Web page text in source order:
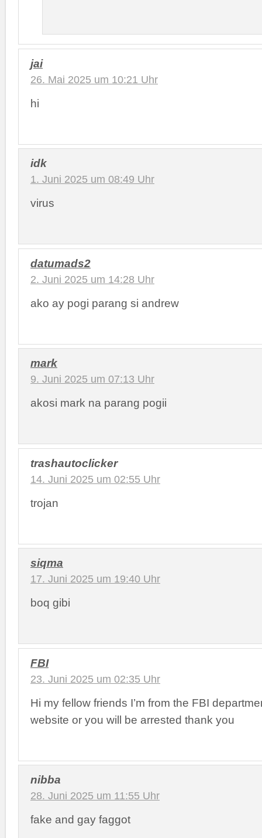
jai
26. Mai 2025 um 10:21 Uhr
hi
idk
1. Juni 2025 um 08:49 Uhr
virus
datumads2
2. Juni 2025 um 14:28 Uhr
ako ay pogi parang si andrew
mark
9. Juni 2025 um 07:13 Uhr
akosi mark na parang pogii
trashautoclicker
14. Juni 2025 um 02:55 Uhr
trojan
siqma
17. Juni 2025 um 19:40 Uhr
boq gibi
FBI
23. Juni 2025 um 02:35 Uhr
Hi my fellow friends I’m from the FBI
website or you will be arrested thank you
nibba
28. Juni 2025 um 11:55 Uhr
fake and gay faggot